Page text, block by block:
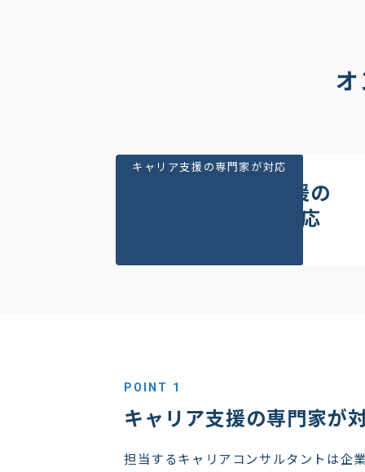
キャリア支援の
専門家が対応
キャリア支援の専門家が対応
POINT 1
キャリア支援の専門家が
担当するキャリアコンサルタントは企